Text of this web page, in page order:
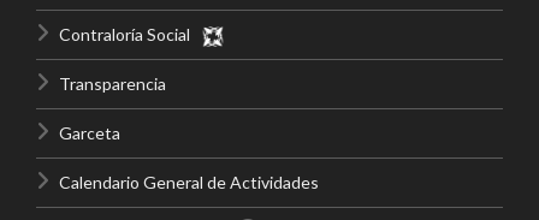
Contraloría Social
Transparencia
Garceta
Calendario General de Actividades